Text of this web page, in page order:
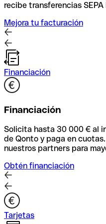
recibe transferencias
Mejora tu facturación
Financiación
Financiación
Solicita hasta 30 000 € al
de Qonto y paga en
nuestros partners para
Obtén financiación
Tarjetas